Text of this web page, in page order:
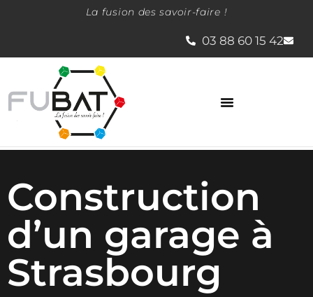
La fusion des savoir-faire !
03 88 60 15 42
Construction
d’un garage à
Strasbourg